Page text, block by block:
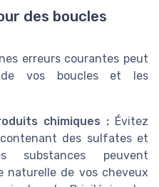
des boucles
erreurs courantes peut
de vos boucles et les
chimiques :Évitez
des sulfates et
substances peuvent
naturelle de vos cheveux